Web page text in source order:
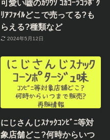
可愛い嘘のｶﾜｳｿ ｺｶｺｰﾗｺﾗﾎﾞｸ
ﾘｱﾌｧｲﾙどこで売ってる?も
らえる?種類など
2024年5月12日
にじさんじｽﾅｯｸｺﾝﾋﾞﾆ等対
象店舗どこ?何時からいつ